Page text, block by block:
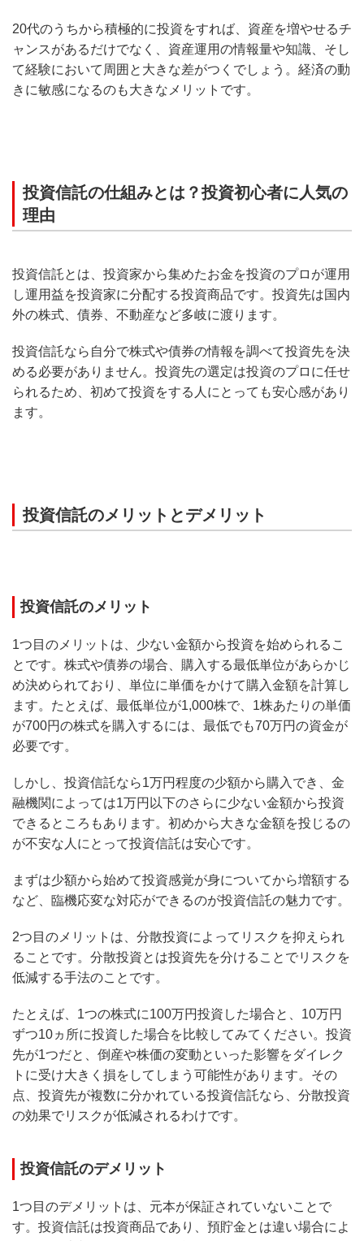
20代のうちから積極的に投資をすれば、資産を増やせるチ
ャンスがあるだけでなく、資産運用の情報量や知識、そし
て経験において周囲と大きな差がつくでしょう。経済の動
きに敏感になるのも大きなメリットです。
投資信託の仕組みとは？投資初心者に人気の
理由
投資信託とは、投資家から集めたお金を投資のプロが運用
し運用益を投資家に分配する投資商品です。投資先は国内
外の株式、債券、不動産など多岐に渡ります。
投資信託なら自分で株式や債券の情報を調べて投資先を決
める必要がありません。投資先の選定は投資のプロに任せ
られるため、初めて投資をする人にとっても安心感があり
ます。
投資信託のメリットとデメリット
投資信託のメリット
1つ目のメリットは、少ない金額から投資を始められるこ
とです。株式や債券の場合、購入する最低単位があらかじ
め決められており、単位に単価をかけて購入金額を計算し
ます。たとえば、最低単位が1,000株で、1株あたりの単価
が700円の株式を購入するには、最低でも70万円の資金が
必要です。
しかし、投資信託なら1万円程度の少額から購入でき、金
融機関によっては1万円以下のさらに少ない金額から投資
できるところもあります。初めから大きな金額を投じるの
が不安な人にとって投資信託は安心です。
まずは少額から始めて投資感覚が身についてから増額する
など、臨機応変な対応ができるのが投資信託の魅力です。
2つ目のメリットは、分散投資によってリスクを抑えられ
ることです。分散投資とは投資先を分けることでリスクを
低減する手法のことです。
たとえば、1つの株式に100万円投資した場合と、10万円
ずつ10ヵ所に投資した場合を比較してみてください。投資
先が1つだと、倒産や株価の変動といった影響をダイレク
トに受け大きく損をしてしまう可能性があります。その
点、投資先が複数に分かれている投資信託なら、分散投資
の効果でリスクが低減されるわけです。
投資信託のデメリット
1つ目のデメリットは、元本が保証されていないことで
す。投資信託は投資商品であり、預貯金とは違い場合によ